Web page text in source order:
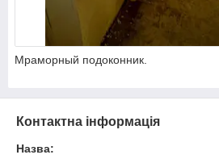
Мраморный подоконник.
Контактна інформація
Назва: